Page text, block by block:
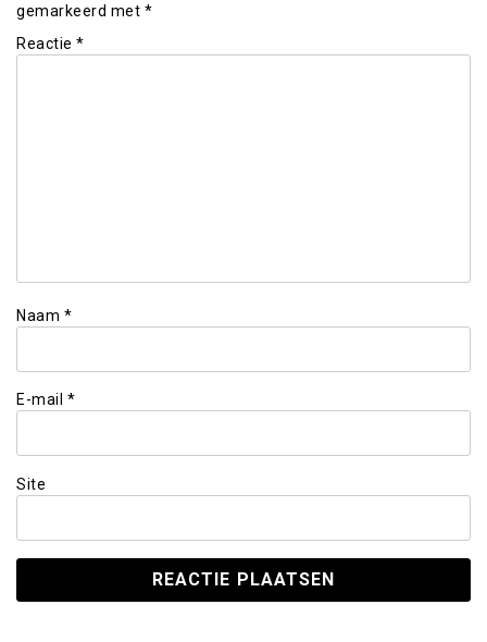
gemarkeerd met *
Reactie *
Naam *
E-mail *
Site